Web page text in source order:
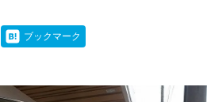
ブックマーク